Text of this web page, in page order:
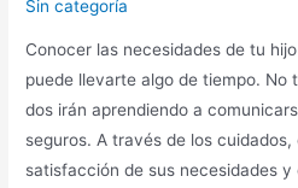
Sin categoría
Conocer las necesidades de tu
puede llevarte algo de tiempo. No
dos irán aprendiendo a
seguros. A través de los
satisfacción de sus necesidades